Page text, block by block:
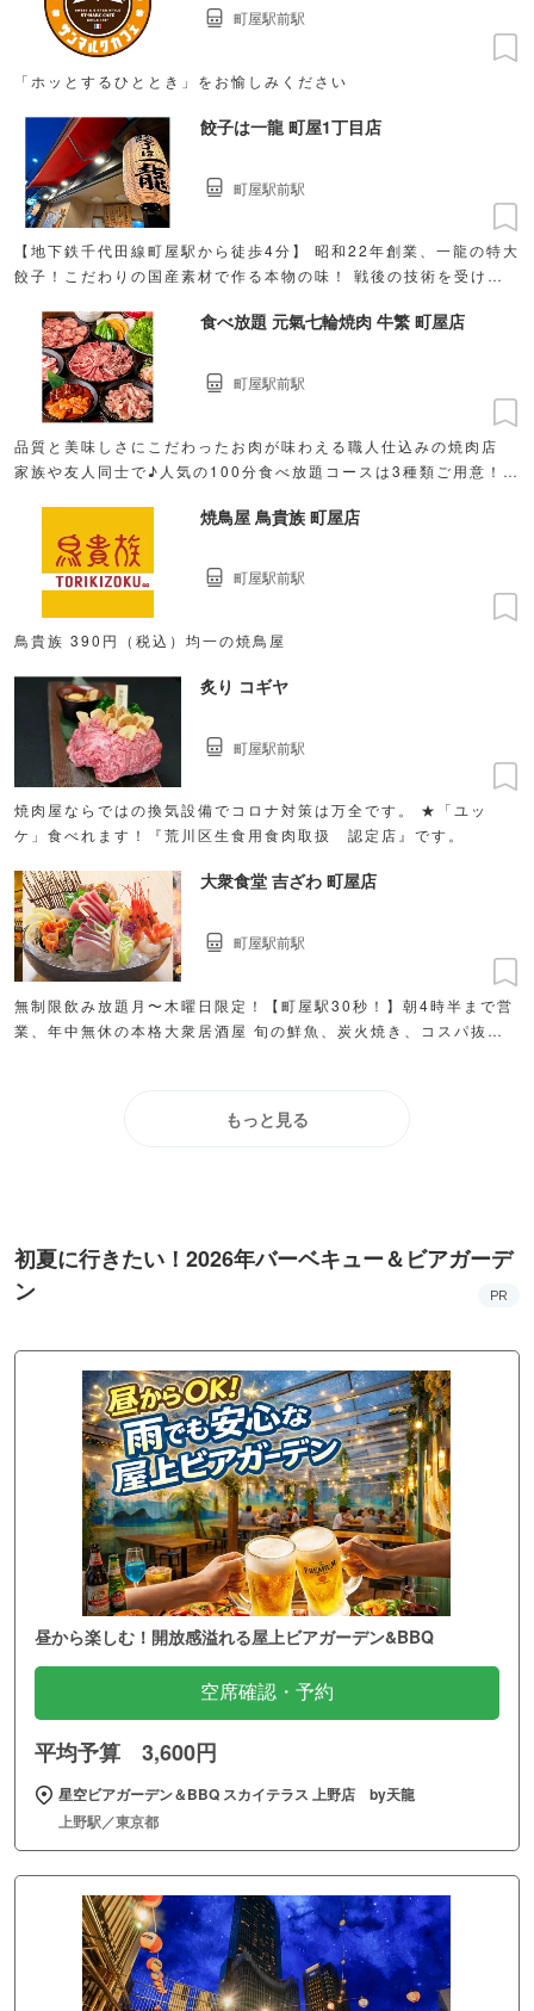
「ホッとするひととき」をお愉しみください
町屋駅前駅
餃子は一龍 町屋1丁目店
【地下鉄千代田線町屋駅から徒歩4分】 昭和22年創業、一龍の特大
餃子！こだわりの国産素材で作る本物の味！ 戦後の技術を受け継
町屋駅前駅
食べ放題 元氣七輪焼肉 牛繁 町屋店
品質と美味しさにこだわったお肉が味わえる職人仕込みの焼肉店
家族や友人同士で♪人気の100分食べ放題コースは3種類ご用意！
町屋駅前駅
焼鳥屋 鳥貴族 町屋店
鳥貴族 390円（税込）均一の焼鳥屋
町屋駅前駅
炙り コギヤ
焼肉屋ならではの換気設備でコロナ対策は万全です。 ★「ユッ
ケ」食べれます！『荒川区生食用食肉取扱 認定店』です。
町屋駅前駅
大衆食堂 吉ざわ 町屋店
無制限飲み放題月〜木曜日限定！【町屋駅30秒！】朝4時半まで営
業、年中無休の本格大衆居酒屋 旬の鮮魚、炭火焼き、コスパ抜群
町屋駅前駅
もっと見る
初夏に行きたい！2026年バーベキュー＆ビアガーデ
ン
PR
昼から楽しむ！開放感溢れる屋上ビアガーデン&BBQ
空席確認・予約
平均予算 3,600円
星空ビアガーデン＆BBQ スカイテラス 上野店 by天龍
上野駅／東京都